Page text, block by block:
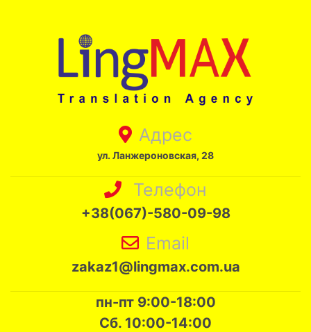
Адрес
ул. Ланжероновская, 28
Телефон
+38(067)-580-09-98
Email
zakaz1@lingmax.com.ua
пн-пт 9:00-18:00
Сб. 10:00-14:00